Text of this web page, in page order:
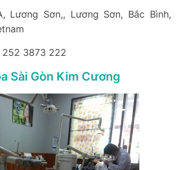
Lương Sơn,, Lương Sơn, Bắc Bình,
3873 222
Sài Gòn Kim Cương